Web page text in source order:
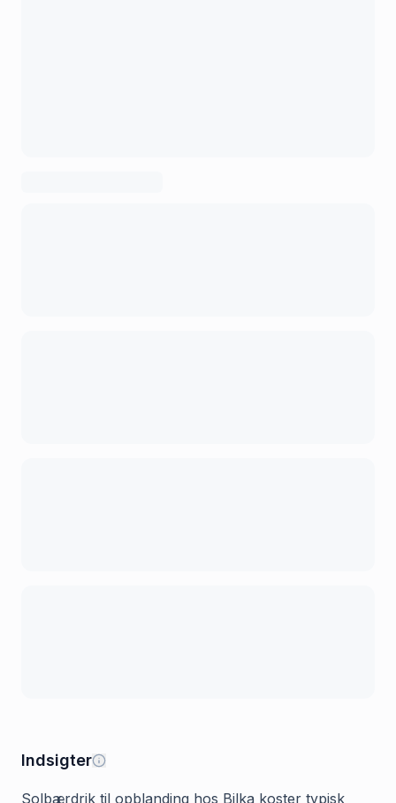
Indsigter
Solbærdrik til opblanding hos Bilka koster typisk